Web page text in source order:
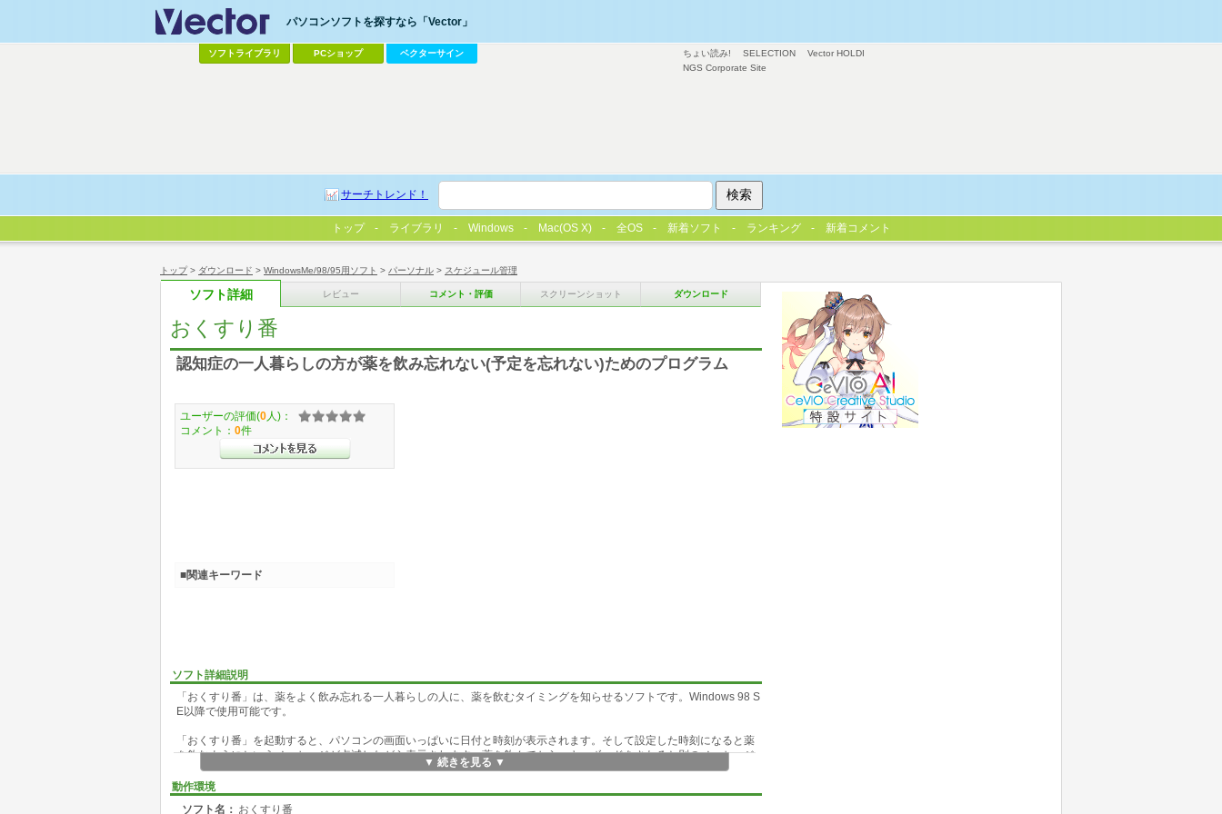
トップ> ダウンロード > WindowsMe/98/95用ソフト > パーソナル > スケジュール管理
ソフト詳細 レビュー コメント・評価 スクリーンショット ダウンロード
おくすり番
認知症の一人暮らしの方が薬を飲み忘れない(予定を忘れない)ためのプログラム
ソフト詳細説明
「おくすり番」は、薬をよく飲み忘れる一人暮らしの人に、薬を飲むタイミングを知らせるソフトです。Windows 98 S
E以降で使用可能です。
「おくすり番」を起動すると、パソコンの画面いっぱいに日付と時刻が表示されます。そして設定した時刻になると薬
を飲むようにというメッセージが点滅しながら表示されます。薬を飲んでから、キーボードをさわると別のメッセージ
(たとえば、その日はデイサービスがあるとか)が表示されます。
▼ 続きを見る ▼
動作環境
ソフト名： おくすり番
ユーザーの評価(0 人)：
コメント： 0件
■関連キーワード
ちょい読み! SELECTION
Vector HOLDI
NGS Corporate Site
パソコンソフトを探すなら「Vector」
ソフトライブラリ PCショップ ベクターサイン
サーチトレンド！
トップ ライブラリ Windows Mac(OS X) 全OS 新着ソフト ランキング 新着コメント